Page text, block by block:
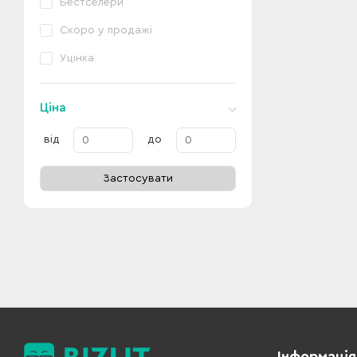
Бестселери
Скоро у продажі
Уцінка
Ціна
від до
Застосувати